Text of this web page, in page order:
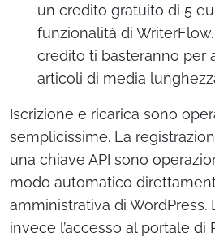
un credito gratuito di 5
funzionalità di
credito ti basteranno per
articoli di media
Iscrizione e ricarica sono
semplicissime. La
una chiave API sono
modo automatico
amministrativa di WordPress.
invece l’accesso al portale di